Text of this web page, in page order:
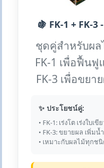
🍇 FK-1 + FK-
ชุดคู่สำหรับผ
FK-1 เพื่อฟื้นฟู
FK-3 เพื่อขย
✨ ประโยชน์คู่:
• FK-1: เร่งโต เร่งใบเขี
• FK-3: ขยายผล เพิ่ม
• เหมาะกับผลไม้ทุกช